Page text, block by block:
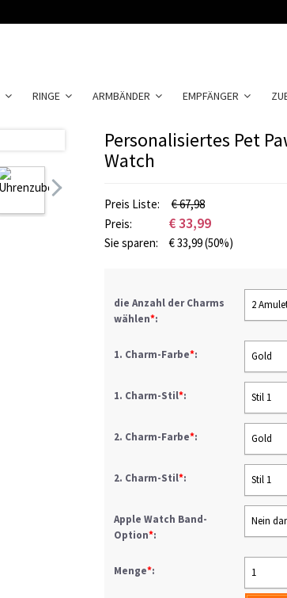
RINGE ARMBÄNDER EMPFÄNGER
Personalisiertes Pet
Watch
Preis Liste:
€ 67,98
Preis:
€33,99
Sie sparen: €33,99(50%)
die Anzahl der Charms
wählen*:
2
1. Charm-Farbe*: Gold
1. Charm-Stil*: Stil 1
2. Charm-Farbe*: Gold
2. Charm-Stil*: Stil 1
Apple Watch Band-
Option*:
Nein
Menge*: 1